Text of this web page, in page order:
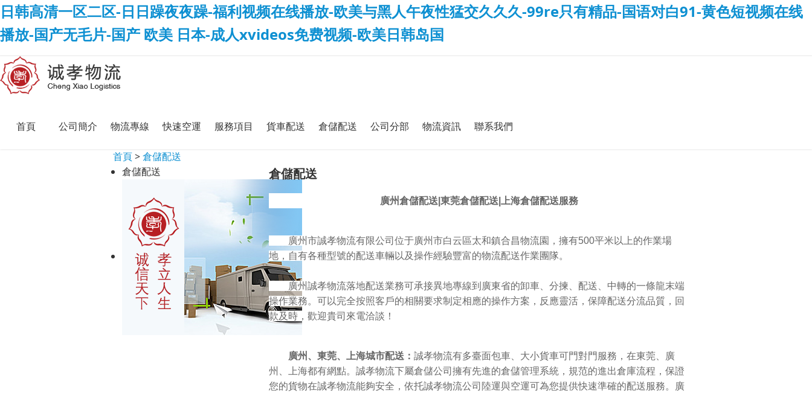
日韩高清一区二区-日日躁夜夜躁-福利视频在线播放-欧美与黑人午夜性猛交久久久-99re只有精品-国语对白91-黄色短视频在线
播放-国产无毛片-国产 欧美 日本-成人xvideos免费视频-欧美日韩岛国
首頁 公司簡介 物流專線 快速空運 服務項目 貨車配送 倉儲配送 公司分部 物流資訊 聯系我們
首頁>倉儲配送
倉儲配送
倉儲配送
廣州倉儲配送|東莞倉儲配送|上海倉儲配送服務
廣州市誠孝物流有限公司位于廣州市白云區太和鎮合昌物流園，擁有500平米以上的作業場
地，自有各種型號的配送車輛以及操作經驗豐富的物流配送作業團隊。
廣州誠孝物流落地配送業務可承接異地專線到廣東省的卸車、分揀、配送、中轉的一條龍末端
操作業務。可以完全按照客戶的相關要求制定相應的操作方案，反應靈活，保障配送分流品質，回
款及時，歡迎貴司來電洽談！
廣州、 東莞、 上海城市配送： 誠孝物流有多臺面包車、大小貨車可門對門服務，在東莞、廣
州、上海都有網點。誠孝物流下屬倉儲公司擁有先進的倉儲管理系統，規范的進出倉庫流程，保證
您的貨物在誠孝物流能夠安全，依托誠孝物流公司陸運與空運可為您提供快速準確的配送服務。廣